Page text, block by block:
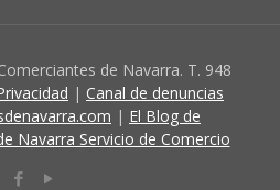
de Navarra. T. 948
| Canal de denuncias
| El Blog de
Navarra Servicio de Comercio